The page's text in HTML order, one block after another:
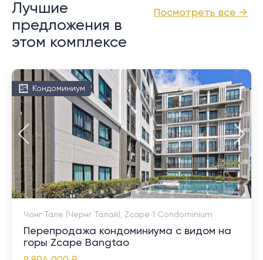
Посмотреть все →
Лучшие
предложения в
этом комплексе
Кондоминиум
Чонг Тале (Чернг Талай), Zcape 1 Condominium
Перепродажа кондоминиума с видом на
горы Zcape Bangtao